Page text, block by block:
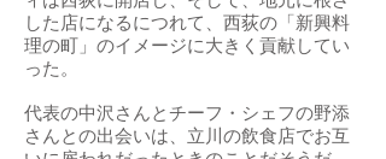
した店になるにつれて、西荻の「新興料
理の町」のイメージに大きく貢献してい
った。
代表の中沢さんとチーフ・シェフの野添
さんとの出会いは、立川の飲食店でお互